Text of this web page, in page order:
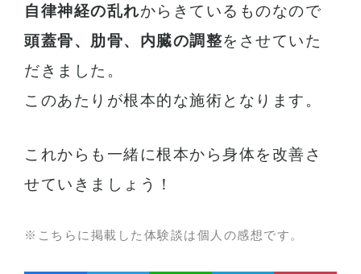
自律神経の乱れからきているものなので
頭蓋骨、肋骨、内臓の調整をさせていた
だきました。
このあたりが根本的な施術となります。
これからも一緒に根本から身体を改善さ
せていきましょう！
※こちらに掲載した体験談は個人の感想です。